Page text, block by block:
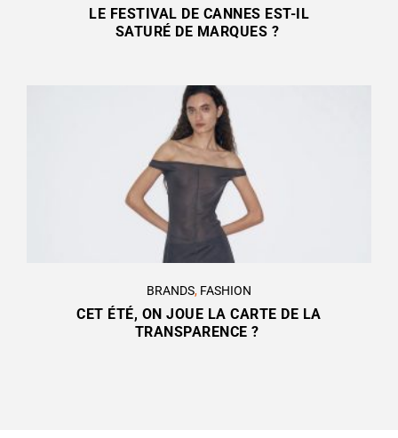
LE FESTIVAL DE CANNES EST-IL
SATURÉ DE MARQUES ?
BRANDS, FASHION
CET ÉTÉ, ON JOUE LA CARTE DE LA
TRANSPARENCE ?